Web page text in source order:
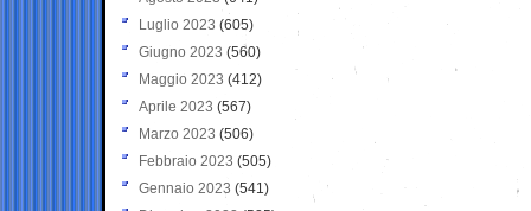
Luglio 2023 (605)
Giugno 2023 (560)
Maggio 2023 (412)
Aprile 2023 (567)
Marzo 2023 (506)
Febbraio 2023 (505)
Gennaio 2023 (541)